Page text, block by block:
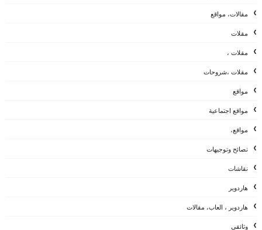
مقالات، مواقع
مقلات
مقلات ،
مقلات ،شروحات
مواقع
مواقع اجتماعية
مواقع،
نصائح وتوجيهات
نقاشات
هاردوير
هاردوير ، العاب، مقالات
وثائقي